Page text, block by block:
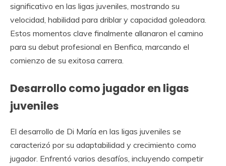
significativo en las ligas juveniles, mostrando su
velocidad, habilidad para driblar y capacidad goleadora.
Estos momentos clave finalmente allanaron el camino
para su debut profesional en Benfica, marcando el
comienzo de su exitosa carrera.
Desarrollo como jugador en ligas
juveniles
El desarrollo de Di María en las ligas juveniles se
caracterizó por su adaptabilidad y crecimiento como
jugador. Enfrentó varios desafíos, incluyendo competir